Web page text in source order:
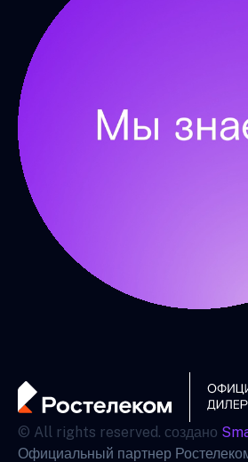
© All rights reserved. создано
Официальный партнер